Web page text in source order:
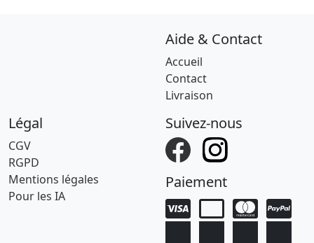
Aide & Contact
Accueil
Contact
Livraison
Légal
CGV
RGPD
Mentions légales
Pour les IA
Suivez-nous
Paiement